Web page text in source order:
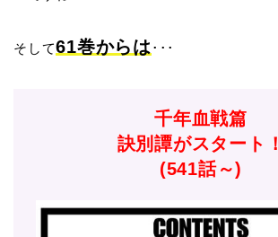
そして61巻からは ･･･
千年血戦篇
訣別譚がスタート！
(541話～)